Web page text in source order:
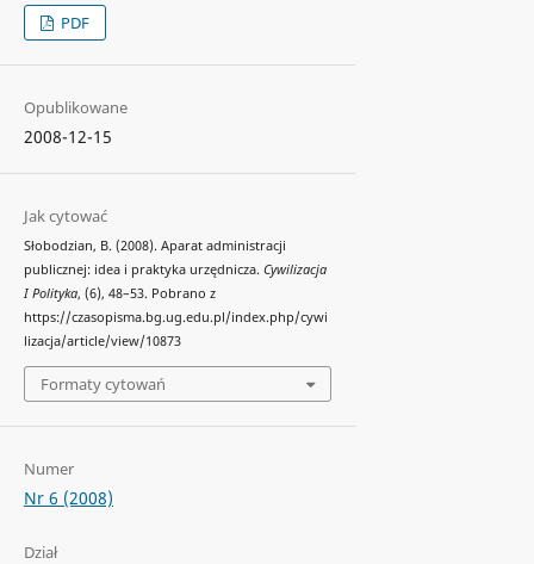
PDF
Opublikowane
2008-12-15
Jak cytować
Słobodzian, B. (2008). Aparat administracji
publicznej: idea i praktyka urzędnicza. Cywilizacja
I Polityka, (6), 48–53. Pobrano z
https://czasopisma.bg.ug.edu.pl/index.php/cywi
lizacja/article/view/10873
Formaty cytowań
Numer
Nr 6 (2008)
Dział